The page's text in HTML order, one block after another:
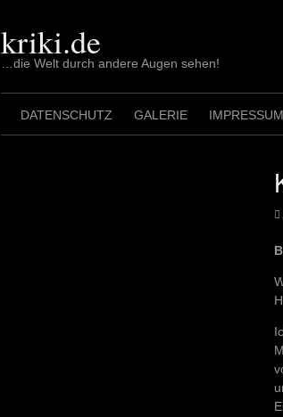
kriki.de
…die Welt durch andere Augen sehen!
DATENSCHUTZ GALERIE IMPRESSUM